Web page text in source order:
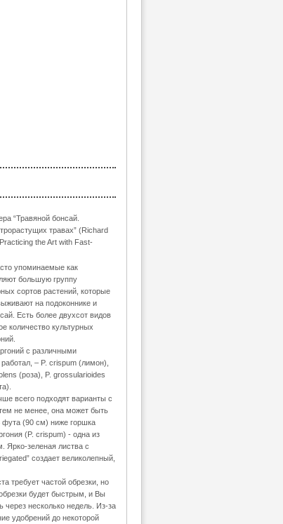
“Травяной бонсай.
травах” (Richard
the Art with Fast-
упоминаемые как
большую группу
сортов растений, которые
на подоконнике и
Есть более двухсот видов
количество культурных
с различными
– P. crispum (лимон),
(роза), P. grossularioides
всего подходят варианты с
не менее, она может быть
фута (90 см) ниже горшка
(P. crispum) - одна из
Ярко-зеленая листва с
создает великолепный,
требует частой обрезки, но
будет быстрым, и Вы
несколько недель. Из-за
удобрений до некоторой